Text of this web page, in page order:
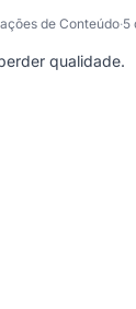
de Conteúdo·5
qualidade.